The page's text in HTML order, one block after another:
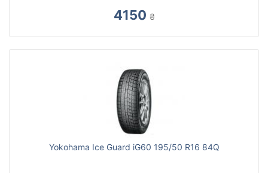
4150 ₴
Yokohama Ice Guard iG60 195/50 R16 84Q